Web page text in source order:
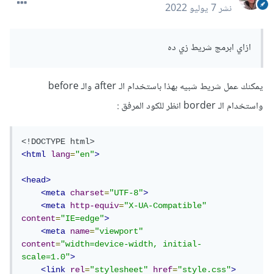
نشر7 يوليو 2022
ازاي ابرمج شريط زي ده
يمكنك عمل شريط شبيه بهذا باستخدام الـ after والـ before
واستخدام الـ border انظر للكود المرفق :
<!DOCTYPE html>
<html
lang="en">
<head>
<meta
charset="UTF-8">
<meta
http-equiv="X-UA-Compatible"
content="IE=edge">
<meta
name="viewport"
content="width=device-width, initial-
scale=1.0">
<link
rel="stylesheet" href="style.css">